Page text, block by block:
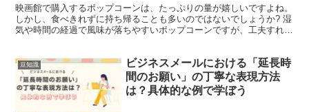
映画館で購入するポップコーンは、たっぷりの量が嬉しいですよね。
しかし、食べきれずに持ち帰ることも多いのではないでしょうか? 湿
気や時間の経過で風味が落ちやすいポップコーンですが、工夫すれば
豆知識
ビジネスメールにおける「延長時
間のお願い」の丁寧な表現方法
は？具体的な例で学ぼう